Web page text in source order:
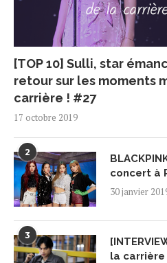
[TOP 10] Sulli, star
retour sur les moments
carrière ! #27
17 octobre 2019
2
concert à
30 janvier
3
la carrière